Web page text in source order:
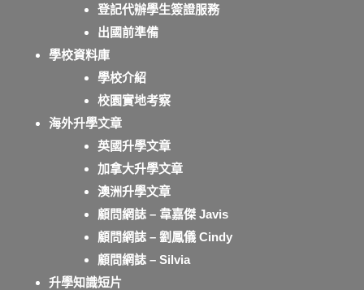
登記代辦學生簽證服務
出國前準備
學校資料庫
學校介紹
校園實地考察
海外升學文章
英國升學文章
加拿大升學文章
澳洲升學文章
顧問網誌 – 韋嘉傑 Javis
顧問網誌 – 劉鳳儀 Cindy
顧問網誌 – Silvia
升學知識短片